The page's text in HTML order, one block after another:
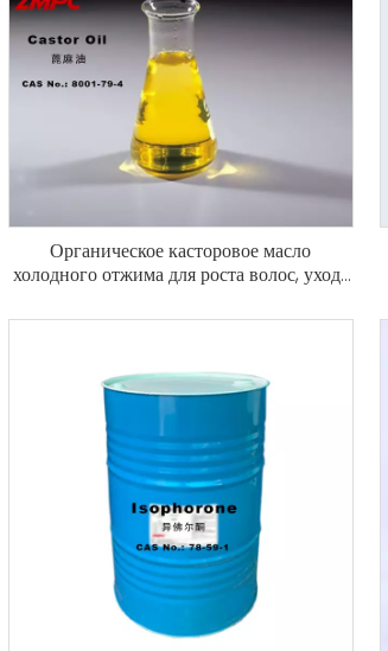
Органическое касторовое масло
холодного отжима для роста волос, ухода
без гексана, 100% натуральное.